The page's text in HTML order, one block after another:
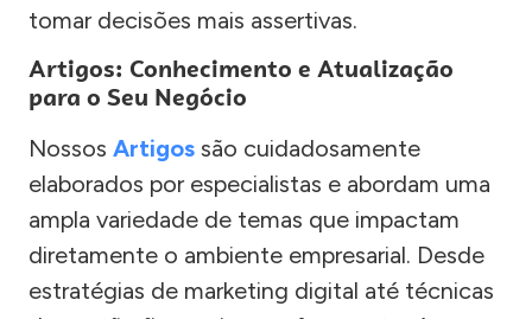
tomar decisões mais assertivas.
Artigos: Conhecimento e Atualização
para o Seu Negócio
Nossos Artigos são cuidadosamente
elaborados por especialistas e abordam uma
ampla variedade de temas que impactam
diretamente o ambiente empresarial. Desde
estratégias de marketing digital até técnicas